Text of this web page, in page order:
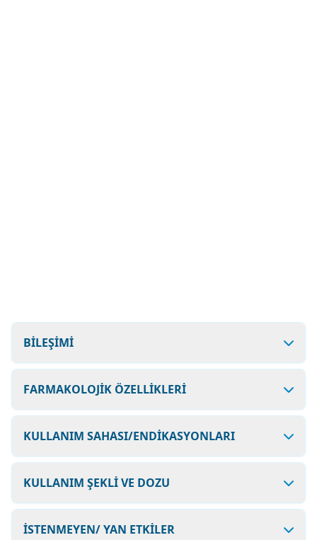
BİLEŞİMİ
FARMAKOLOJİK ÖZELLİKLERİ
KULLANIM SAHASI/ENDİKASYONLARI
KULLANIM ŞEKLİ VE DOZU
İSTENMEYEN/ YAN ETKİLER